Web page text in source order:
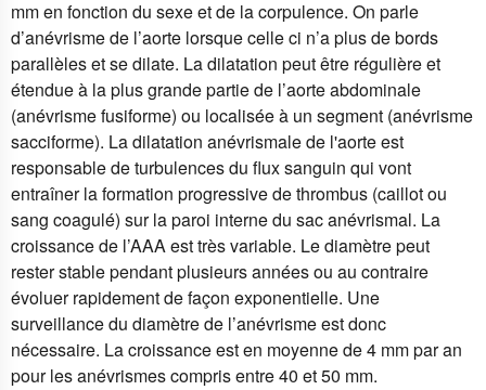
mm en fonction du sexe et de la corpulence. On parle
d’anévrisme de l’aorte lorsque celle ci n’a plus de bords
parallèles et se dilate. La dilatation peut être régulière et
étendue à la plus grande partie de l’aorte abdominale
(anévrisme fusiforme) ou localisée à un segment (anévrisme
sacciforme). La dilatation anévrismale de l'aorte est
responsable de turbulences du flux sanguin qui vont
entraîner la formation progressive de thrombus (caillot ou
sang coagulé) sur la paroi interne du sac anévrismal. La
croissance de l’AAA est très variable. Le diamètre peut
rester stable pendant plusieurs années ou au contraire
évoluer rapidement de façon exponentielle. Une
surveillance du diamètre de l’anévrisme est donc
nécessaire. La croissance est en moyenne de 4 mm par an
pour les anévrismes compris entre 40 et 50 mm.